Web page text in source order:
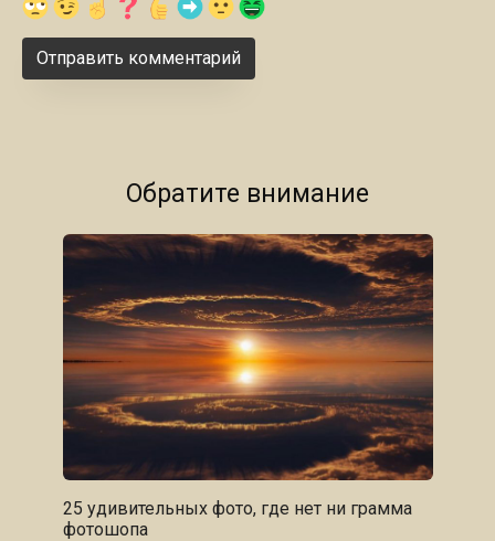
Обратите внимание
25 удивительных фото, где нет ни грамма
фотошопа